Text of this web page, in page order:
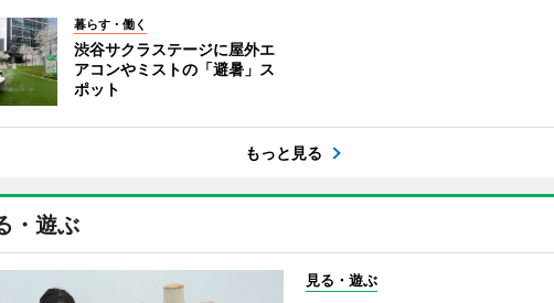
暮らす・働く
渋谷サクラステージに屋外エ
アコンやミストの「避暑」ス
ポット
もっと見る
・遊ぶ
見る・遊ぶ